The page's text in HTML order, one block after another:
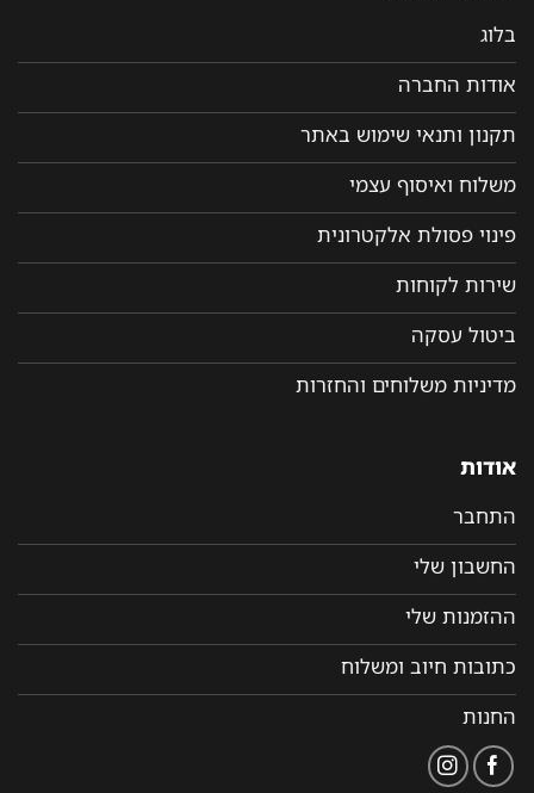
בלוג
אודות החברה
תקנון ותנאי שימוש באתר
משלוח ואיסוף עצמי
פינוי פסולת אלקטרונית
שירות לקוחות
ביטול עסקה
מדיניות משלוחים והחזרות
אודות
התחבר
החשבון שלי
ההזמנות שלי
כתובות חיוב ומשלוח
החנות